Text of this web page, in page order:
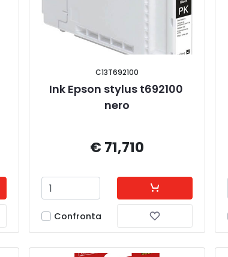
C13T692100
Ink Epson stylus t692100
nero
€ 71,710
Confronta